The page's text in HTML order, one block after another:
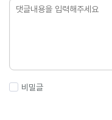
비밀글